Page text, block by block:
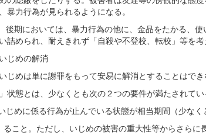
暴力行為が見られるようになる。
後期においては、暴力行為の他に、金品をたかる、
詰められ、耐えきれず「自殺や不登校、転校」等を考
じめの解消
めは単に謝罪をもって安易に解消とすることはでき
状態とは、少なくとも次の２つの要件が満たされてい
じめに係る行為が止んでいる状態が相当期間（少な
と。ただし、いじめの被害の重大性等からさらに